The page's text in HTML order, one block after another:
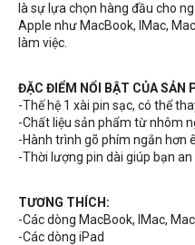
là sự lựa chọn hàng đầu cho
Apple như MacBook, IMac,
làm việc.
ĐẶC ĐIỂM NỔI BẬT CỦA SẢN
-Thế hệ 1 xài pin sạc, có thể
-Chất liệu sản phẩm từ nhôm
-Hành trình gõ phím ngắn hơn
-Thời lượng pin dài giúp bạn
TƯƠNG THÍCH:
-Các dòng MacBook, IMac, Mac
-Các dòng iPad